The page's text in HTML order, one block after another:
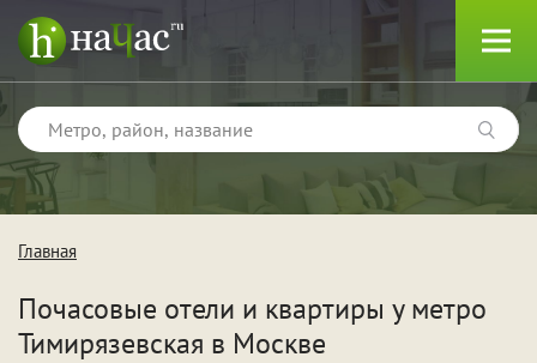
Тип
Квартиры
Главная
Почасовые отели и квартиры у метро
Тимирязевская в Москве